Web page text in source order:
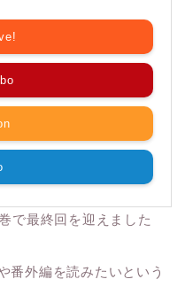
で最終回を迎えました
番外編を読みたいという